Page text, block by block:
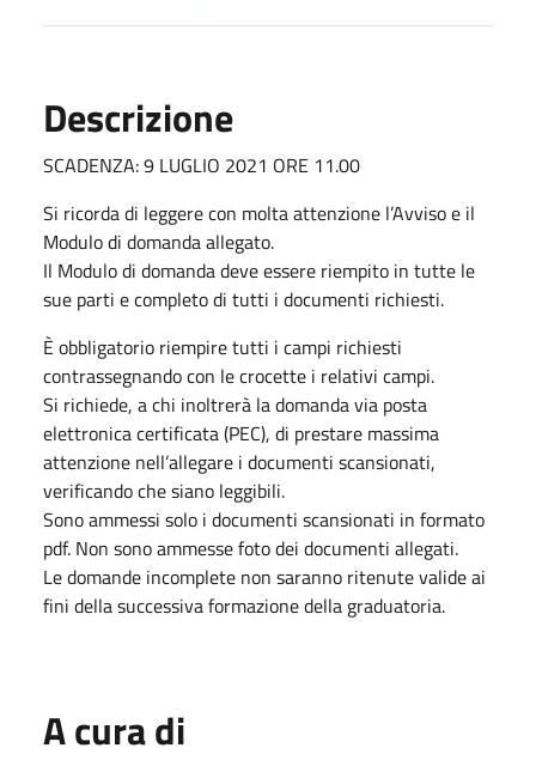
Descrizione
SCADENZA: 9 LUGLIO 2021 ORE 11.00
Si ricorda di leggere con molta attenzione l’Avviso e il
Modulo di domanda allegato.
Il Modulo di domanda deve essere riempito in tutte le
sue parti e completo di tutti i documenti richiesti.
È obbligatorio riempire tutti i campi richiesti
contrassegnando con le crocette i relativi campi.
Si richiede, a chi inoltrerà la domanda via posta
elettronica certificata (PEC), di prestare massima
attenzione nell’allegare i documenti scansionati,
verificando che siano leggibili.
Sono ammessi solo i documenti scansionati in formato
pdf. Non sono ammesse foto dei documenti allegati.
Le domande incomplete non saranno ritenute valide ai
fini della successiva formazione della graduatoria.
A cura di